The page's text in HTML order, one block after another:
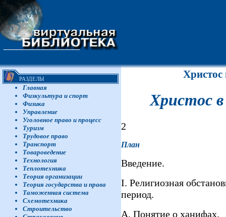
РАЗДЕЛЫ
Главная
Физкультура и спорт
Физика
Управление
Уголовное право и процесс
Туризм
Трудовое право
Транспорт
Товароведение
Технология
Теплотехника
Теория организации
Теория государства и права
Таможенная система
Схемотехника
Строительство
Христос
Христос
2
План
Введение.
I. Религиозная
период.
А. Понятие о ханифах.